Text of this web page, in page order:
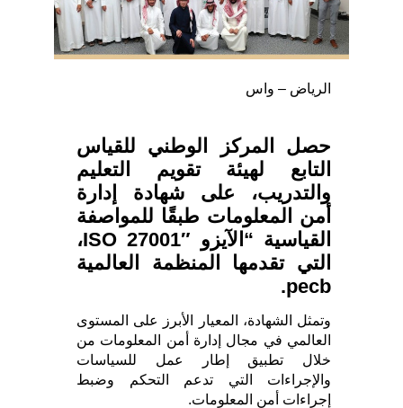
الرياض – واس
حصل المركز الوطني للقياس
التابع لهيئة تقويم التعليم
والتدريب، على شهادة إدارة
أمن المعلومات طبقًا للمواصفة
القياسية “الآيزو ISO 27001″،
التي تقدمها المنظمة العالمية
pecb.
وتمثل الشهادة، المعيار الأبرز على المستوى
العالمي في مجال إدارة أمن المعلومات من
خلال تطبيق إطار عمل للسياسات
والإجراءات التي تدعم التحكم وضبط
إجراءات أمن المعلومات.